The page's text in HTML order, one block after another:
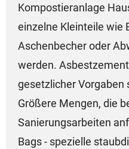
Kompostieranlage
einzelne Kleinteile wie
Aschenbecher oder
werden.
gesetzlicher Vorgaben
Größere Mengen, die
Sanierungsarbeiten
Bags - spezielle